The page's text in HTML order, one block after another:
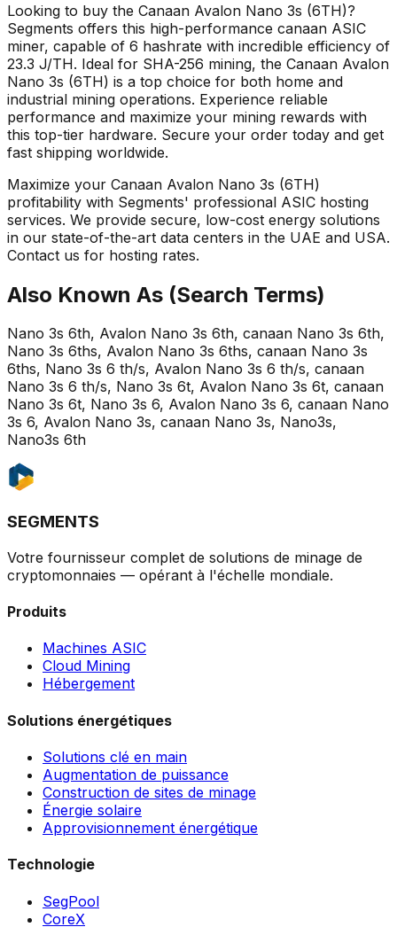
Looking to buy the Canaan Avalon Nano 3s (6TH)?
Segments offers this high-performance canaan ASIC
miner, capable of 6 hashrate with incredible efficiency of
23.3 J/TH. Ideal for SHA-256 mining, the Canaan Avalon
Nano 3s (6TH) is a top choice for both home and
industrial mining operations. Experience reliable
performance and maximize your mining rewards with
this top-tier hardware. Secure your order today and get
fast shipping worldwide.
Maximize your Canaan Avalon Nano 3s (6TH)
profitability with Segments' professional ASIC hosting
services. We provide secure, low-cost energy solutions
in our state-of-the-art data centers in the UAE and USA.
Contact us for hosting rates.
Also Known As (Search Terms)
Nano 3s 6th, Avalon Nano 3s 6th, canaan Nano 3s 6th,
Nano 3s 6ths, Avalon Nano 3s 6ths, canaan Nano 3s
6ths, Nano 3s 6 th/s, Avalon Nano 3s 6 th/s, canaan
Nano 3s 6 th/s, Nano 3s 6t, Avalon Nano 3s 6t, canaan
Nano 3s 6t, Nano 3s 6, Avalon Nano 3s 6, canaan Nano
3s 6, Avalon Nano 3s, canaan Nano 3s, Nano3s,
Nano3s 6th
SEGMENTS
Votre fournisseur complet de solutions de minage de
cryptomonnaies — opérant à l'échelle mondiale.
Produits
Machines ASIC
Cloud Mining
Hébergement
Solutions énergétiques
Solutions clé en main
Augmentation de puissance
Construction de sites de minage
Énergie solaire
Approvisionnement énergétique
Technologie
SegPool
CoreX